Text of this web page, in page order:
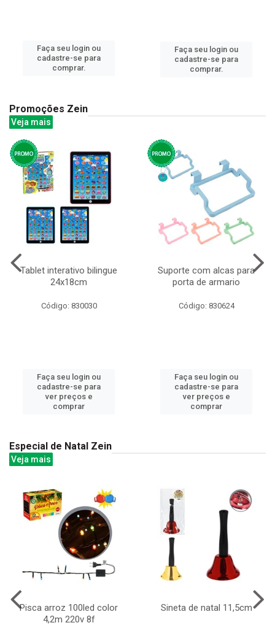
Faça seu login ou
cadastre-se para
comprar.
Faça seu login ou
cadastre-se para
comprar.
Promoções Zein
Veja mais
Tablet interativo bilingue
24x18cm
Código: 830030
Faça seu login ou
cadastre-se para
ver preços e
comprar
Suporte com alcas para
porta de armario
Código: 830624
Faça seu login ou
cadastre-se para
ver preços e
comprar
Especial de Natal Zein
Veja mais
Pisca arroz 100led color
4,2m 220v 8f
Sineta de natal 11,5cm